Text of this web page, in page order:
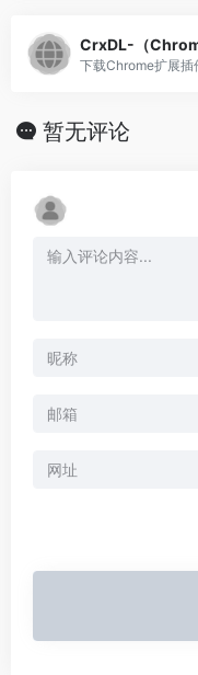
CrxDL-（
下载Chrome扩展插
暂无评论